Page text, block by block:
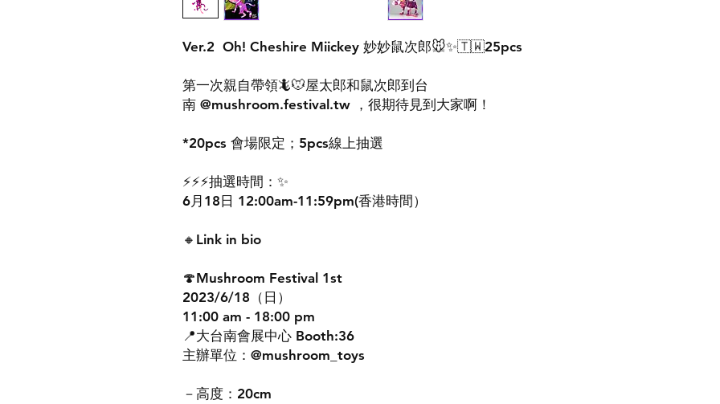
Ver.2 Oh! Cheshire Miickey 妙妙鼠次郎🐭✨🇹🇼25pcs
第一次親自帶領🦎🐭屋太郎和鼠次郎到台
南 @mushroom.festival.tw ，很期待見到大家啊！
*20pcs 會場限定；5pcs線上抽選
⚡️⚡️⚡️抽選時間：✨
6月18日 12:00am-11:59pm(香港時間）
🔸Link in bio
🍄Mushroom Festival 1st
2023/6/18（日）
11:00 am - 18:00 pm
📍大台南會展中心 Booth:36
主辦單位：@mushroom_toys
－高度：20cm